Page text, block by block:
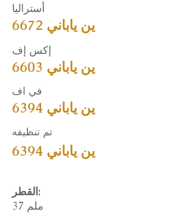
أستراليا
6672 ين ياباني
إكس إف
6603 ين ياباني
في اف
6394 ين ياباني
تم تنظيفه
6394 ين ياباني
القطر:
37 ملم